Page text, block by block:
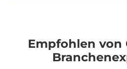
Empfohlen von